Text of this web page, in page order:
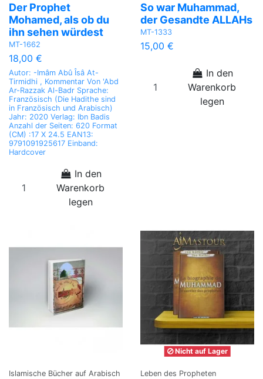
Der Prophet
Mohamed, als ob du
ihn sehen würdest
MT-1662
18,00 €
Autor: -Imâm Abû Îsâ At-
Tirmidhi , Kommentar Von 'Abd
Ar-Razzak Al-Badr Sprache:
Französisch (Die Hadithe sind
in Französisch und Arabisch)
Jahr: 2020 Verlag: Ibn Badis
Anzahl der Seiten: 620 Format
(CM) :17 X 24.5 EAN13:
9791091925617 Einband:
Hardcover
In den
Warenkorb
legen
So war Muhammad,
der Gesandte ALLAHs
MT-1333
15,00 €
In den
Warenkorb
legen
Islamische Bücher auf Arabisch
Nicht auf Lager
Leben des Propheten